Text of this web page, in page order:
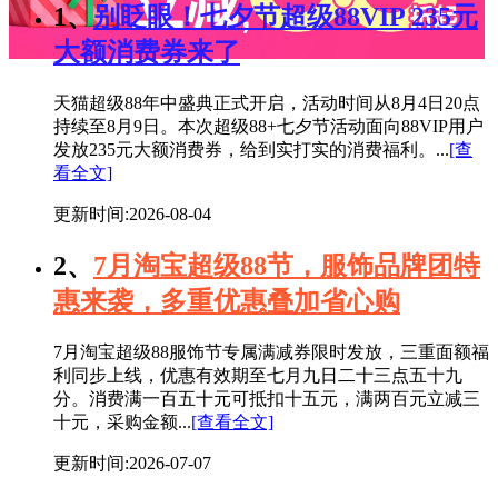
1、 别眨眼！七夕节超级88VIP 235元
大额消费券来了
天猫超级88年中盛典正式开启，活动时间从8月4日20点
持续至8月9日。本次超级88+七夕节活动面向88VIP用户
发放235元大额消费券，给到实打实的消费福利。...[查
看全文]
更新时间:2026-08-04
2、 7月淘宝超级88节，服饰品牌团特
惠来袭，多重优惠叠加省心购
7月淘宝超级88服饰节专属满减券限时发放，三重面额福
利同步上线，优惠有效期至七月九日二十三点五十九
分。消费满一百五十元可抵扣十五元，满两百元立减三
十元，采购金额...[查看全文]
更新时间:2026-07-07